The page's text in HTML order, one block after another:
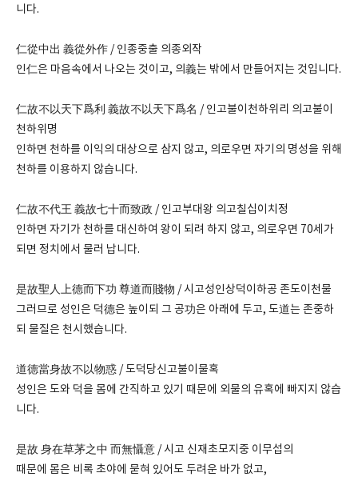
니다.
仁從中出 義從外作 / 인종중출 의종외작
인仁은 마음속에서 나오는 것이고, 의義는 밖에서 만들어지는 것입니다.
仁故不以天下爲利 義故不以天下爲名 / 인고불이천하위리 의고불이
천하위명
인하면 천하를 이익의 대상으로 삼지 않고, 의로우면 자기의 명성을 위해
천하를 이용하지 않습니다.
仁故不代王 義故七十而致政 / 인고부대왕 의고칠십이치정
인하면 자기가 천하를 대신하여 왕이 되려 하지 않고, 의로우면 70세가
되면 정치에서 물러 납니다.
是故聖人上德而下功 尊道而賤物 / 시고성인상덕이하공 존도이천물
그러므로 성인은 덕德은 높이되 그 공功은 아래에 두고, 도道는 존중하
되 물질은 천시했습니다.
道德當身故不以物惑 / 도덕당신고불이물혹
성인은 도와 덕을 몸에 간직하고 있기 때문에 외물의 유혹에 빠지지 않습
니다.
是故 身在草茅之中 而無懾意 / 시고 신재초모지중 이무섭의
때문에 몸은 비록 초야에 묻혀 있어도 두려운 바가 없고,